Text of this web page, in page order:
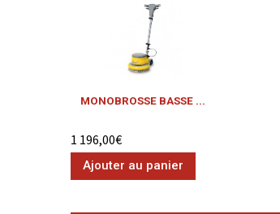
MONOBROSSE BASSE ...
1 196,00€
Ajouter au panier